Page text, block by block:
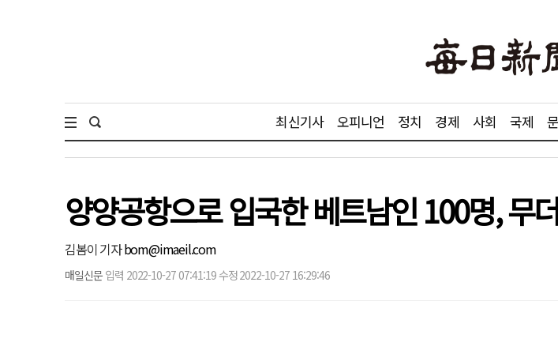
최신기사 오피니언 정치 경제 사회 국제
양양공항으로 입국한 베트남인 100명, 무
김봄이 기자bom@imaeil.com
매일신문 입력 2022-10-27 07:41:19 수정 2022-10-27 16:29:46